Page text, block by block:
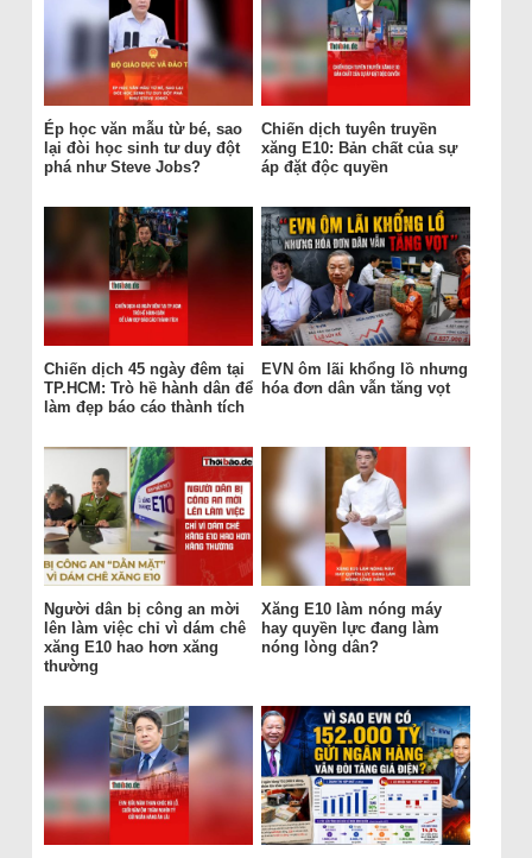
Ép học văn mẫu từ bé, sao
lại đòi học sinh tư duy đột
phá như Steve Jobs?
Chiến dịch tuyên truyền
xăng E10: Bản chất của sự
áp đặt độc quyền
Chiến dịch 45 ngày đêm tại
TP.HCM: Trò hề hành dân để
làm đẹp báo cáo thành tích
EVN ôm lãi khổng lồ nhưng
hóa đơn dân vẫn tăng vọt
Người dân bị công an mời
lên làm việc chỉ vì dám chê
xăng E10 hao hơn xăng
thường
Xăng E10 làm nóng máy
hay quyền lực đang làm
nóng lòng dân?